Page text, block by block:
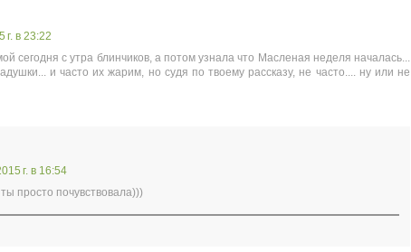
г. в 23:22
сегодня с утра блинчиков, а потом узнала что Масленая неделя началась...
и часто их жарим, но судя по твоему рассказу, не часто.... ну или не
г. в 16:54
просто почувствовала)))